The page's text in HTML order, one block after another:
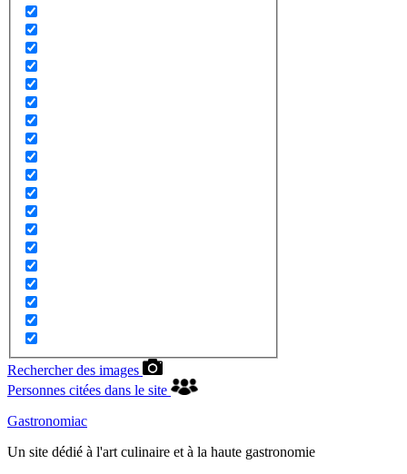
Rechercher des images
Personnes citées dans le site
Gastronomiac
Un site dédié à l'art culinaire et à la haute gastronomie